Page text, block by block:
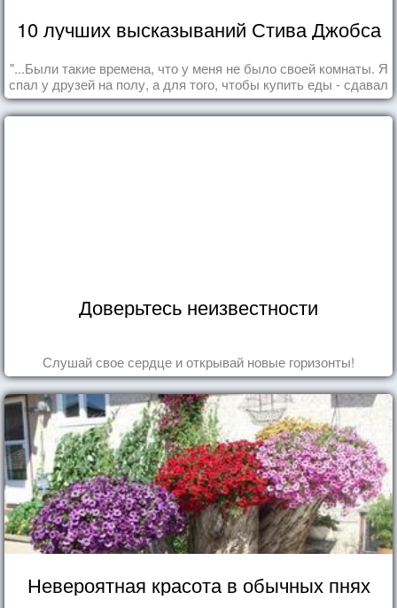
10 лучших высказываний Стива Джобса
"...Были такие времена, что у меня не было своей комнаты. Я
спал у друзей на полу, а для того, чтобы купить еды - сдавал
бутылки из под кока-колы"
Доверьтесь неизвестности
Слушай свое сердце и открывай новые горизонты!
Невероятная красота в обычных пнях